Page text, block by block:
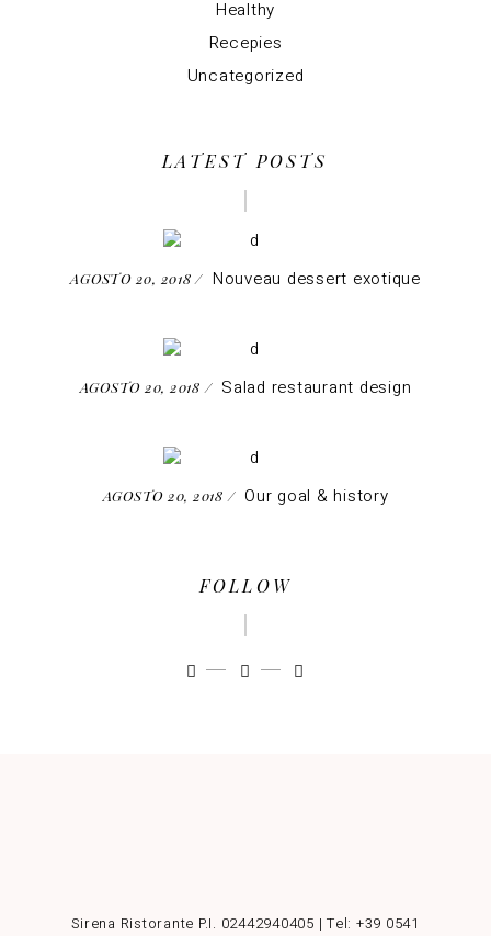
Healthy
Recepies
Uncategorized
LATEST POSTS
AGOSTO 20, 2018 Nouveau dessert exotique
AGOSTO 20, 2018 Salad restaurant design
AGOSTO 20, 2018 Our goal & history
FOLLOW
Sirena Ristorante P.I. 02442940405 | Tel: +39 0541